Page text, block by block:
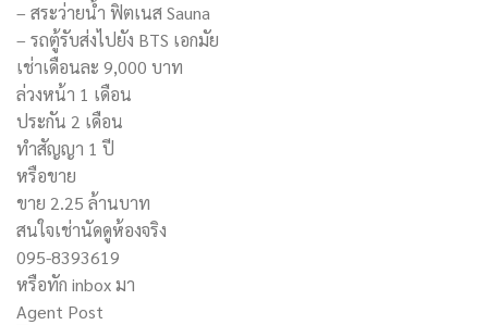
– สระว่ายน้ำ ฟิตเนส Sauna
– รถตู้รับส่งไปยัง BTS เอกมัย
เช่าเดือนละ 9,000 บาท
ล่วงหน้า 1 เดือน
ประกัน 2 เดือน
ทำสัญญา 1 ปี
หรือขาย
ขาย 2.25 ล้านบาท
สนใจเช่านัดดูห้องจริง
095-8393619
หรือทัก inbox มา
Agent Post